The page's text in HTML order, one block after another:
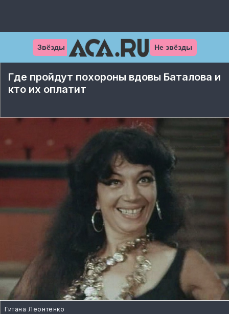
Звёзды Не звёзды
Где пройдут похороны вдовы Баталова и
кто их оплатит
Гитана Леонтенко